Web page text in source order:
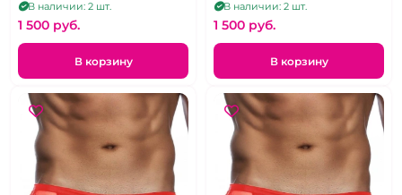
В наличии: 2 шт.
1 500 pуб.
В корзину
В наличии: 2 шт.
1 500 pуб.
В корзину